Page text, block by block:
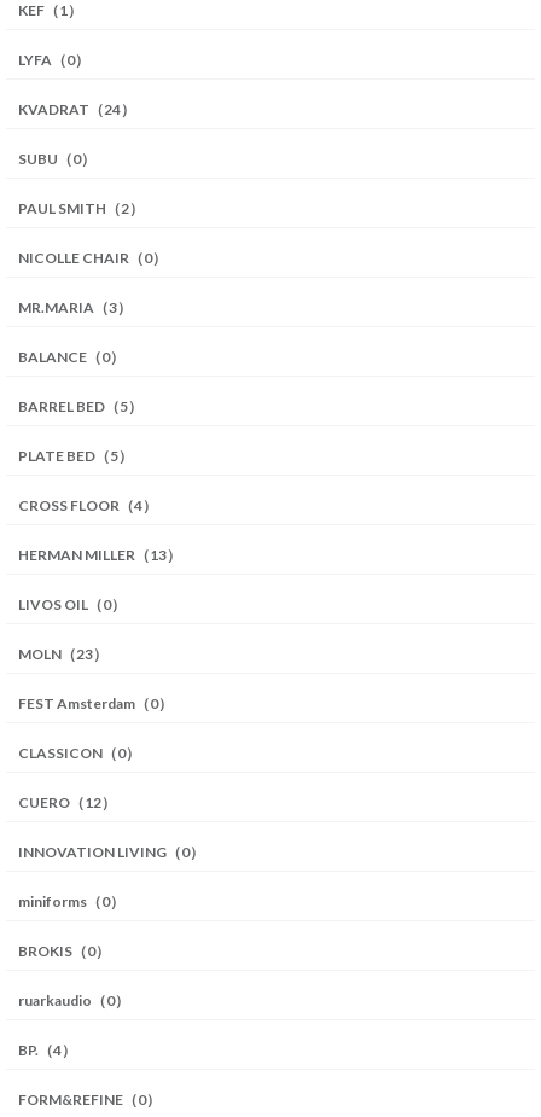
KEF（1）
LYFA（0）
KVADRAT（24）
SUBU（0）
PAUL SMITH（2）
NICOLLE CHAIR（0）
MR.MARIA（3）
BALANCE（0）
BARREL BED（5）
PLATE BED（5）
CROSS FLOOR（4）
HERMAN MILLER（13）
LIVOS OIL（0）
MOLN（23）
FEST Amsterdam（0）
CLASSICON（0）
CUERO（12）
INNOVATION LIVING（0）
miniforms（0）
BROKIS（0）
ruarkaudio（0）
BP.（4）
FORM&REFINE（0）